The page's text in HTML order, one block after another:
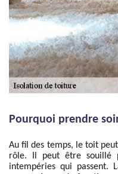
Pourquoi prendre
Au fil des temps, le toit
rôle. Il peut être souillé
intempéries qui passent.